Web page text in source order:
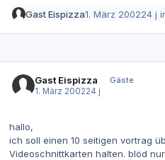
Gast Eispizza1. März 200224 j
Gast Eispizza
Gäste
1. März 200224 j
hallo,
ich soll einen 10 seitigen vortrag
Videoschnittkarten halten. blöd